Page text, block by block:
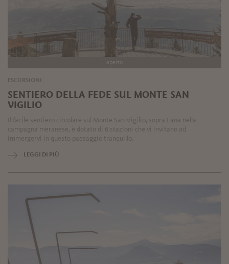
aperto
ESCURSIONI
SENTIERO DELLA FEDE SUL MONTE SAN
VIGILIO
Il facile sentiero circolare sul Monte San Vigilio, sopra Lana nella
campagna meranese, è dotato di 6 stazioni che vi invitano ad
immergervi in questo paesaggio tranquillo.
LEGGI DI PIÙ